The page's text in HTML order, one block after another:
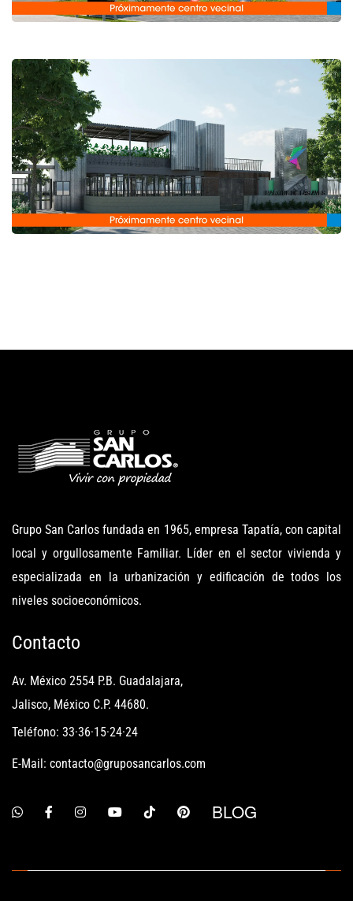
Grupo San Carlos fundada en 1965, empresa Tapatía, con capital
local y orgullosamente Familiar. Líder en el sector vivienda y
especializada en la urbanización y edificación de todos los
niveles socioeconómicos.
Contacto
Av. México 2554 P.B. Guadalajara,
Jalisco, México C.P. 44680.
Teléfono: 33·36·15·24·24
E-Mail: contacto@gruposancarlos.com
BLOG